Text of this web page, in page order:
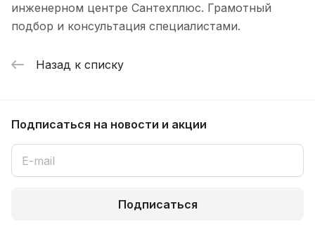
инженерном центре Сантехплюс. Грамотный
подбор и консультация специалистами.
Назад к списку
Подписаться на новости и акции
Подписаться